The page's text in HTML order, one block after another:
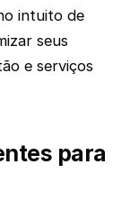
intuito de
seus
e serviços
para